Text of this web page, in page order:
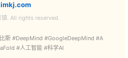
. All rights reserved.
斯 #DeepMind #GoogleDeepMind #A
#人工智能 #科学AI